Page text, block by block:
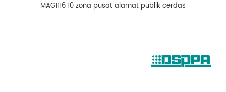
MAG1116 10 zona pusat alamat publik cerdas